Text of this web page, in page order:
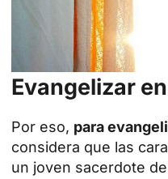
Evangelizar
Por eso, para
considera que las
un joven sacerdote